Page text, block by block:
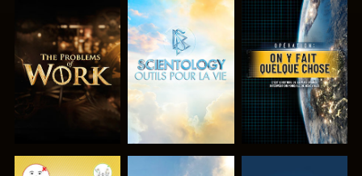
DÉCOUVRIR
LES SÉRIES
DÉCOUVRIR
LES SÉRIES
REGARDER